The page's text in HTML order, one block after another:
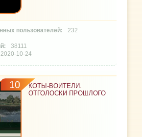
232
38111
2020-10-24
10
КОТЫ-ВОИТЕЛИ.
ОТГОЛОСКИ ПРОШЛОГО